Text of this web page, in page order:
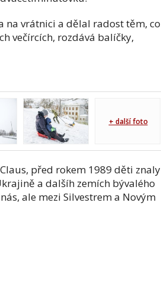
na vrátnici a dělal radost těm, co
večírcích, rozdává balíčky,
+ další foto
před rokem 1989 děti znaly
a dalšíh zemích bývalého
ale mezi Silvestrem a Novým